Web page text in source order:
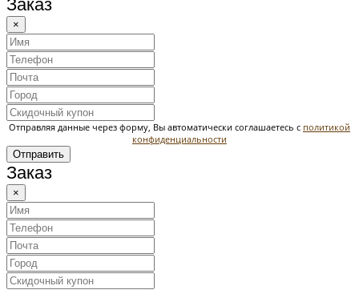
Заказ
×
Отправляя данные через форму, Вы автоматически соглашаетесь с политикой
конфиденциальности
Отправить
Заказ
×